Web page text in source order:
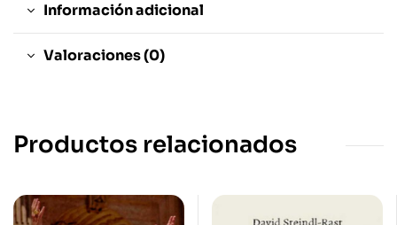
Información adicional
Valoraciones (0)
Productos relacionados